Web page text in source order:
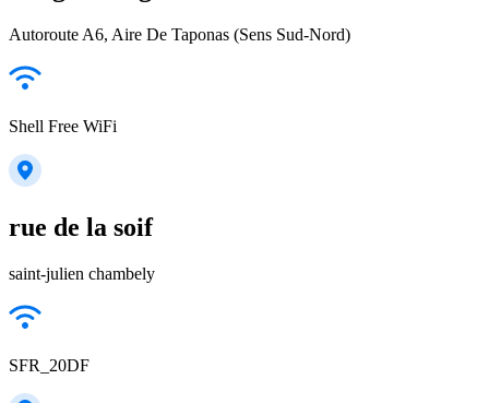
Autoroute A6, Aire De Taponas (Sens Sud-Nord)
Shell Free WiFi
rue de la soif
saint-julien chambely
SFR_20DF